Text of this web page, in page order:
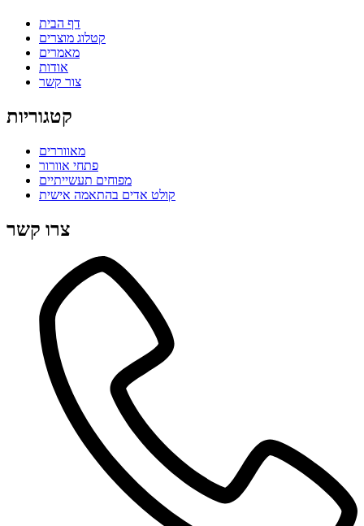
דף הבית
קטלוג מוצרים
מאמרים
אודות
צור קשר
קטגוריות
מאווררים
פתחי אוורור
מפוחים תעשייתיים
קולט אדים בהתאמה אישית
צרו קשר